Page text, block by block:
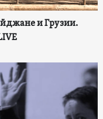
и Грузии.